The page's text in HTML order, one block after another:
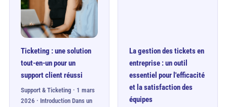
Ticketing : une solution
tout-en-un pour un
support client réussi
Support & Ticketing · 1 mars
2026 · Introduction Dans un
La gestion des tickets en
entreprise : un outil
essentiel pour l'efficacité
et la satisfaction des
équipes